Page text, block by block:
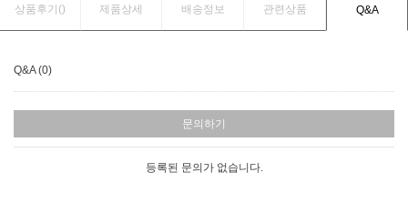
상품후기() 제품상세 배송정보 관련상품 Q&A
Q&A (0)
문의하기
등록된 문의가 없습니다.